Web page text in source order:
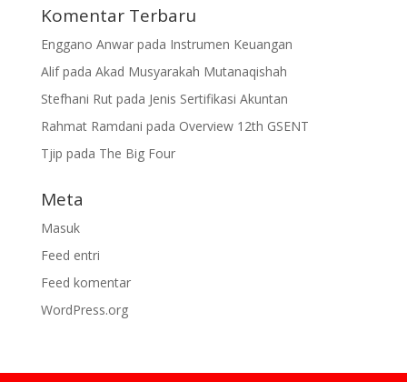
Komentar Terbaru
Enggano Anwarpada Instrumen Keuangan
Alifpada Akad Musyarakah Mutanaqishah
Stefhani Rutpada Jenis Sertifikasi Akuntan
Rahmat Ramdani pada Overview 12th GSENT
Tjip pada The Big Four
Meta
Masuk
Feed entri
Feed komentar
WordPress.org